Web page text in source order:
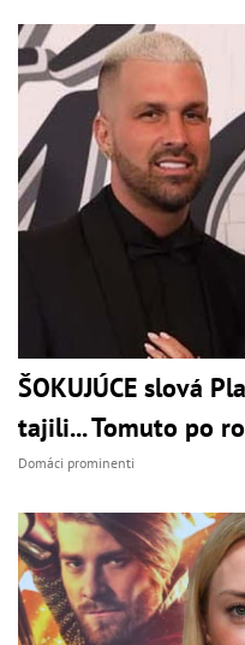
ŠOKUJÚCE slová
tajili... Tomuto po
Domáci prominenti